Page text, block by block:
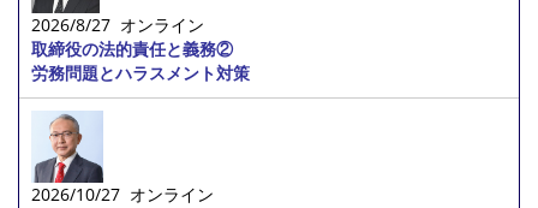
2026/8/27 オンライン
取締役の法的責任と義務②
労務問題とハラスメント対策
2026/10/27 オンライン